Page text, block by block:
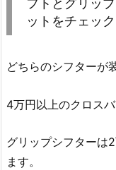
フトとグリッ
ットをチェック
どちらのシフターが
4万円以上のクロス
グリップシフターは
ます。